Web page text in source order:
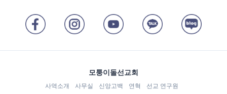
모퉁이돌선교회
사역소개 사무실 신앙고백 연혁
선교 연구원